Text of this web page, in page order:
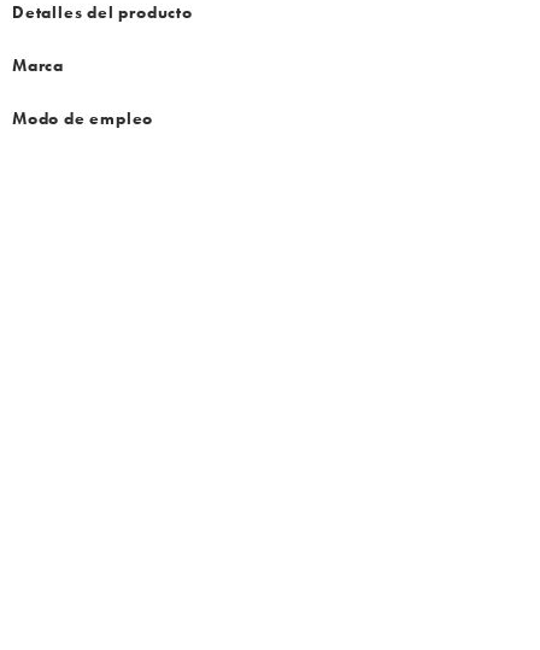
Detalles del producto
Marca
Modo de empleo